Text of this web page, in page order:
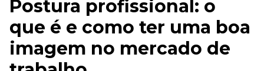
Empreendedorismo
Impulsione o seu negócio
Legislação
Fique por dentro da lei
Postura profissional: o
que é e como ter uma boa
imagem no mercado de